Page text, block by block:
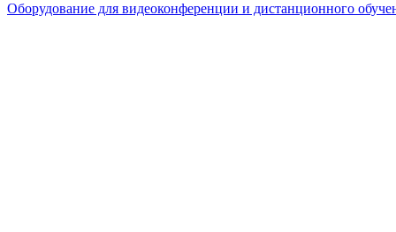
Оборудование для видеоконференции и дистанционного